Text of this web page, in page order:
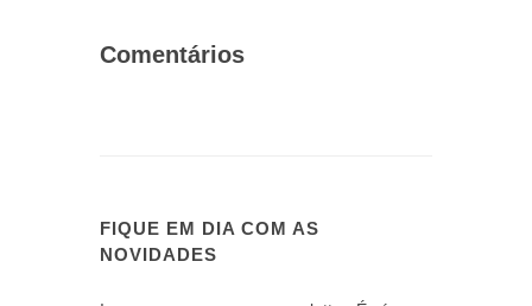
Comentários
FIQUE EM DIA COM AS
NOVIDADES